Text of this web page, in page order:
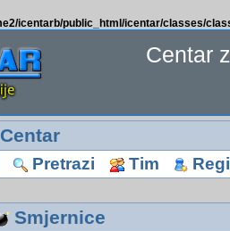
icentarb/public_html/icentar/classes/
Centar
Pretrazi Tim
Smjernice